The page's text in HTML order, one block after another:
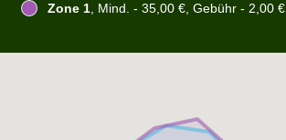
Zone 1, Mind. - 35,00 €, Gebühr - 2,00 €